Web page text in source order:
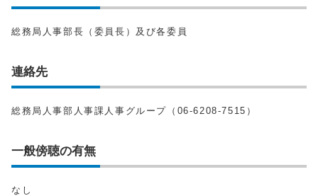
総務局人事部長（委員長）及び各委員
連絡先
総務局人事部人事課人事グループ（06-6208-7515）
一般傍聴の有無
なし